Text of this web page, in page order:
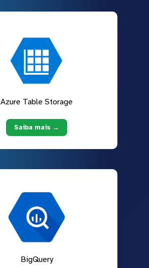
Azure Table Storage
Saiba mais →
BigQuery